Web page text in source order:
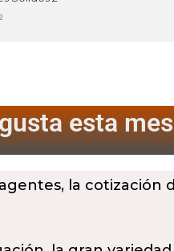
esta
la cotización